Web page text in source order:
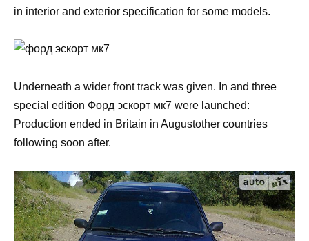
in interior and exterior specification for some models.
Underneath a wider front track was given. In and three
special edition Форд эскорт мк7 were launched:
Production ended in Britain in Augustother countries
following soon after.